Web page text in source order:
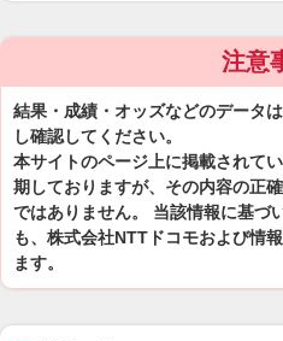
注意
結果・成績・オッズなどのデータ
し確認してください。
本サイトのページ上に掲載されて
期しておりますが、その内容の正
ではありません。 当該情報に基づ
も、株式会社NTTドコモおよび情
ます。